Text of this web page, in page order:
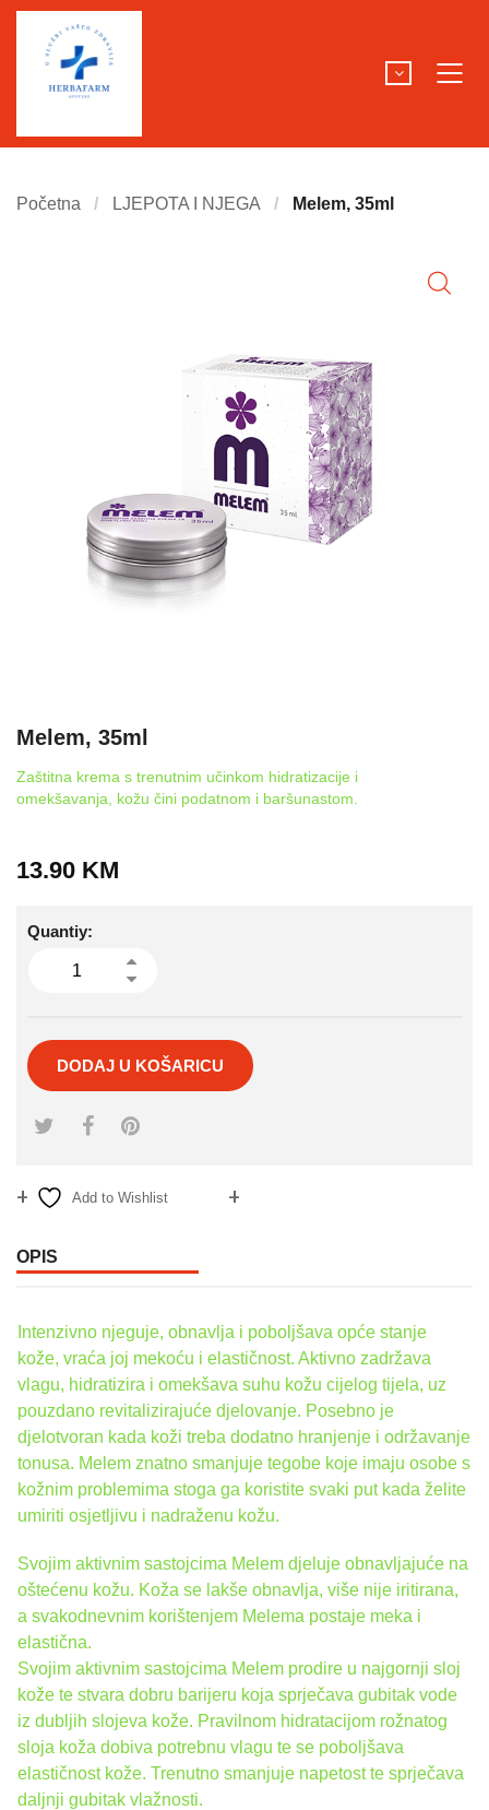
Početna LJEPOTA I NJEGA Melem, 35ml
Melem, 35ml
Zaštitna krema s trenutnim učinkom hidratizacije i
omekšavanja, kožu čini podatnom i baršunastom.
13.90 KM
Quantiy:
DODAJ U KOŠARICU
Add to Wishlist
OPIS
Intenzivno njeguje, obnavlja i poboljšava opće stanje
kože, vraća joj mekoću i elastičnost. Aktivno zadržava
vlagu, hidratizira i omekšava suhu kožu cijelog tijela, uz
pouzdano revitalizirajuće djelovanje. Posebno je
djelotvoran kada koži treba dodatno hranjenje i održavanje
tonusa. Melem znatno smanjuje tegobe koje imaju osobe s
kožnim problemima stoga ga koristite svaki put kada želite
umiriti osjetljivu i nadraženu kožu.
Svojim aktivnim sastojcima Melem djeluje obnavljajuće na
oštećenu kožu. Koža se lakše obnavlja, više nije iritirana,
a svakodnevnim korištenjem Melema postaje meka i
elastična.
Svojim aktivnim sastojcima Melem prodire u najgornji sloj
kože te stvara dobru barijeru koja sprječava gubitak vode
iz dubljih slojeva kože. Pravilnom hidratacijom rožnatog
sloja koža dobiva potrebnu vlagu te se poboljšava
elastičnost kože. Trenutno smanjuje napetost te sprječava
daljnji gubitak vlažnosti.